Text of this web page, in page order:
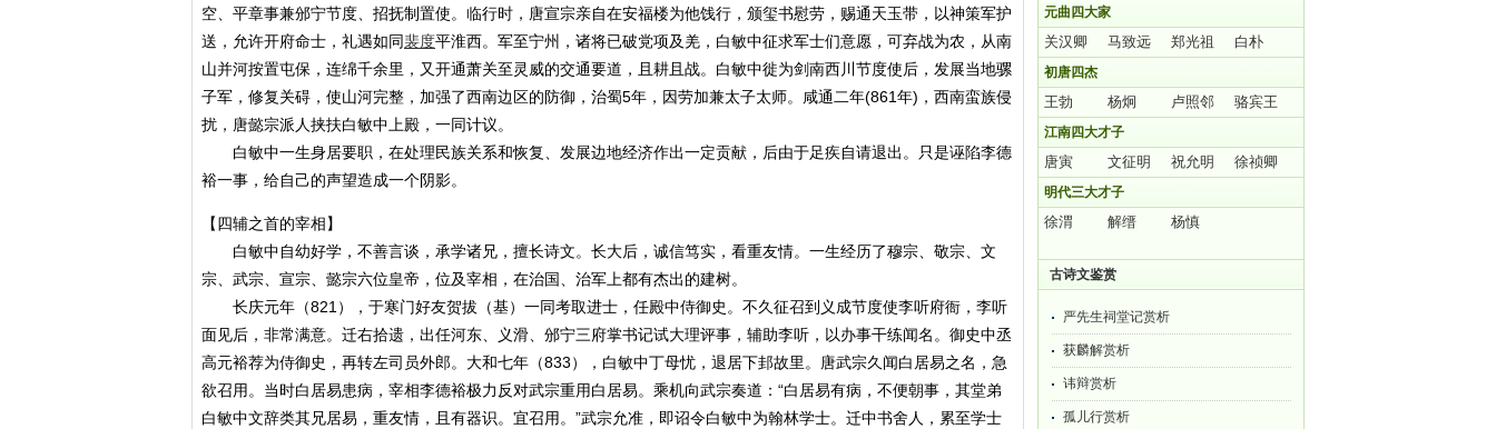
空、平章事兼邠宁节度、招抚制置使。临行时，唐宣宗亲自在安福楼为他饯行，颁玺书慰劳，赐通天玉带，以神策军护
送，允许开府命士，礼遇如同裴度平淮西。军至宁州，诸将已破党项及羌，白敏中征求军士们意愿，可弃战为农，从南
山并河按置屯保，连绵千余里，又开通萧关至灵威的交通要道，且耕且战。白敏中徙为剑南西川节度使后，发展当地骡
子军，修复关碍，使山河完整，加强了西南边区的防御，治蜀5年，因劳加兼太子太师。咸通二年(861年)，西南蛮族侵
扰，唐懿宗派人挟扶白敏中上殿，一同计议。
白敏中一生身居要职，在处理民族关系和恢复、发展边地经济作出一定贡献，后由于足疾自请退出。只是诬陷李德
裕一事，给自己的声望造成一个阴影。
【四辅之首的宰相】
白敏中自幼好学，不善言谈，承学诸兄，擅长诗文。长大后，诚信笃实，看重友情。一生经历了穆宗、敬宗、文
宗、武宗、宣宗、懿宗六位皇帝，位及宰相，在治国、治军上都有杰出的建树。
长庆元年（821），于寒门好友贺拔（基）一同考取进士，任殿中侍御史。不久征召到义成节度使李听府衙，李听
面见后，非常满意。迁右拾遗，出任河东、义滑、邠宁三府掌书记试大理评事，辅助李听，以办事干练闻名。御史中丞
高元裕荐为侍御史，再转左司员外郎。大和七年（833），白敏中丁母忧，退居下邽故里。唐武宗久闻白居易之名，急
欲召用。当时白居易患病，宰相李德裕极力反对武宗重用白居易。乘机向武宗奏道：“白居易有病，不便朝事，其堂弟
白敏中文辞类其兄居易，重友情，且有器识。宜召用。”武宗允准，即诏令白敏中为翰林学士。迁中书舍人，累至学士
元曲四大家
关汉卿 马致远 郑光祖 白朴
初唐四杰
王勃 杨炯 卢照邻 骆宾王
江南四大才子
唐寅 文征明 祝允明 徐祯卿
明代三大才子
徐渭 解缙 杨慎
古诗文鉴赏
严先生祠堂记赏析
获麟解赏析
讳辩赏析
孤儿行赏析